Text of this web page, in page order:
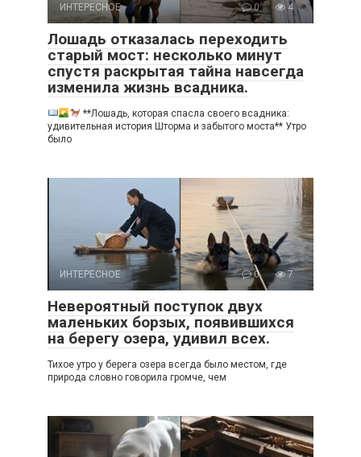
ИНТЕРЕСНОЕ 0 4
Лошадь отказалась переходить
старый мост: несколько минут
спустя раскрытая тайна навсегда
изменила жизнь всадника.
**Лошадь, которая спасла своего всадника:
удивительная история Шторма и забытого моста** Утро
было
ИНТЕРЕСНОЕ 0 7
Невероятный поступок двух
маленьких борзых, появившихся
на берегу озера, удивил всех.
Тихое утро у берега озера всегда было местом, где
природа словно говорила громче, чем